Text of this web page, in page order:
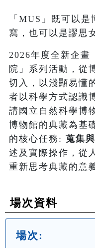
「MUS」既可以
寫，也可以是謬思
2026年度全新企畫
院」系列活動，從
切入，以淺顯易懂
者以科學方式認識
請國立自然科學博
博物館的典藏為基
的核心任務: 蒐集
述及實際操作，從
重新思考典藏的意
場次資料
場次: